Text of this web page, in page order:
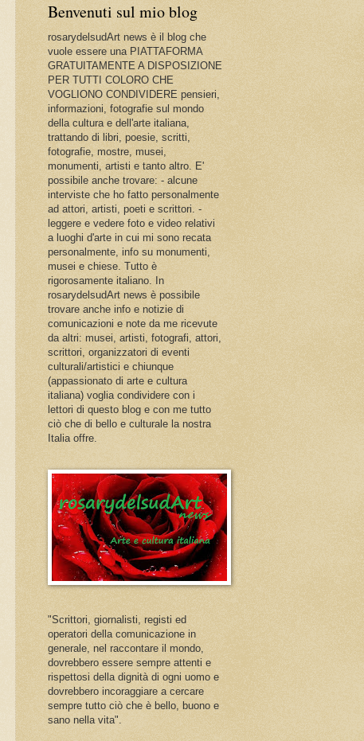
Benvenuti sul mio blog
rosarydelsudArt news è il blog che
vuole essere una PIATTAFORMA
GRATUITAMENTE A DISPOSIZIONE
PER TUTTI COLORO CHE
VOGLIONO CONDIVIDERE pensieri,
informazioni, fotografie sul mondo
della cultura e dell'arte italiana,
trattando di libri, poesie, scritti,
fotografie, mostre, musei,
monumenti, artisti e tanto altro. E'
possibile anche trovare: - alcune
interviste che ho fatto personalmente
ad attori, artisti, poeti e scrittori. -
leggere e vedere foto e video relativi
a luoghi d'arte in cui mi sono recata
personalmente, info su monumenti,
musei e chiese. Tutto è
rigorosamente italiano. In
rosarydelsudArt news è possibile
trovare anche info e notizie di
comunicazioni e note da me ricevute
da altri: musei, artisti, fotografi, attori,
scrittori, organizzatori di eventi
culturali/artistici e chiunque
(appassionato di arte e cultura
italiana) voglia condividere con i
lettori di questo blog e con me tutto
ciò che di bello e culturale la nostra
Italia offre.
"Scrittori, giornalisti, registi ed
operatori della comunicazione in
generale, nel raccontare il mondo,
dovrebbero essere sempre attenti e
rispettosi della dignità di ogni uomo e
dovrebbero incoraggiare a cercare
sempre tutto ciò che è bello, buono e
sano nella vita".